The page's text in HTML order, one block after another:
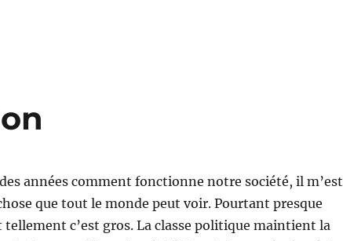
années comment fonctionne notre société, il m’est
que tout le monde peut voir. Pourtant presque
tellement c’est gros. La classe politique maintient la